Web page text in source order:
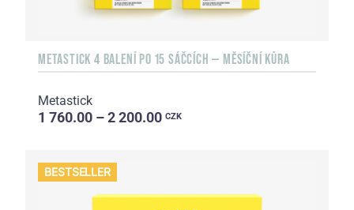
METASTICK 4 BALENÍ PO 15 SÁČCÍCH — MĚSÍČNÍ KŮRA
Metastick
1 760.00 – 2 200.00 CZK
BESTSELLER